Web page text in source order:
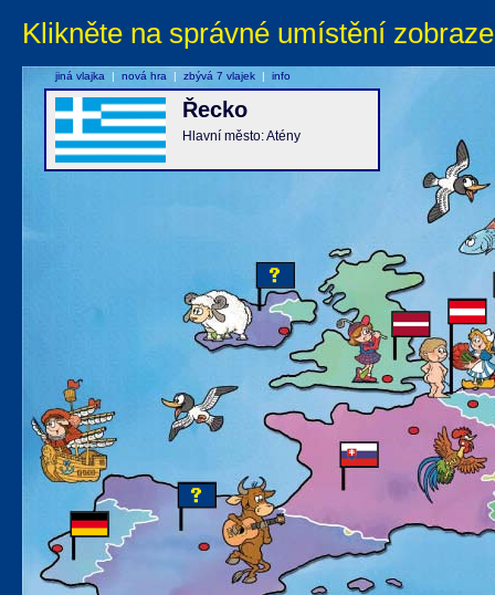
Klikněte na správné umístění
Řecko
Hlavní město: Atény
jiná vlajka | nová hra | zbývá 7 vlajek | info